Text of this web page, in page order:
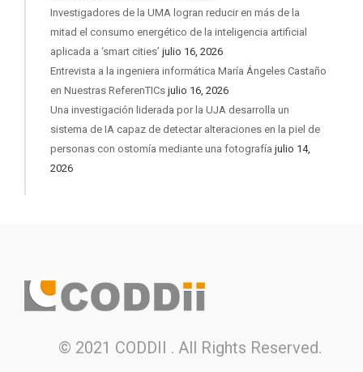
Investigadores de la UMA logran reducir en más de la
mitad el consumo energético de la inteligencia artificial
aplicada a ‘smart cities’ julio 16, 2026
Entrevista a la ingeniera informática María Ángeles Castaño
en Nuestras ReferenTICs julio 16, 2026
Una investigación liderada por la UJA desarrolla un
sistema de IA capaz de detectar alteraciones en la piel de
personas con ostomía mediante una fotografía julio 14,
2026
© 2021 CODDII . All Rights Reserved.